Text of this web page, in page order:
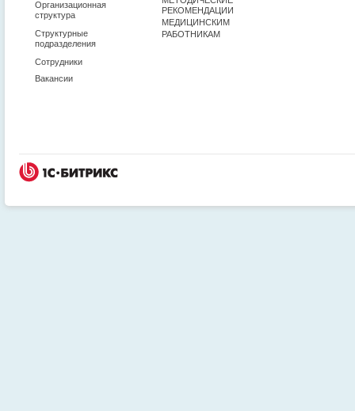
Организационная
структура
Структурные
подразделения
Сотрудники
Вакансии
РЕКОМЕНДАЦИИ
МЕДИЦИНСКИМ
РАБОТНИКАМ